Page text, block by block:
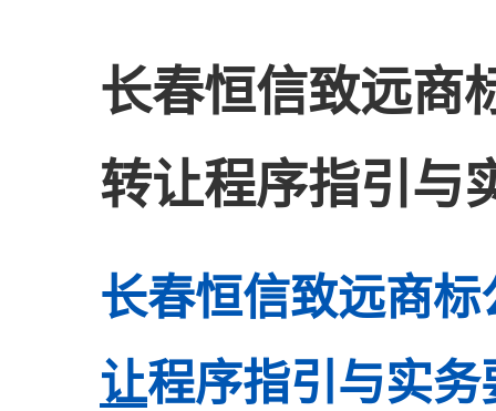
长春恒信致远商
转让程序指引与
长春恒信致远商
让程序指引与实务